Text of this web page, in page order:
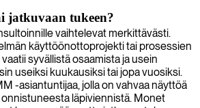
jatkuvaan tukeen?
vaihtelevat merkittävästi.
käyttöönottoprojekti tai prosessien
syvällistä osaamista ja usein
useiksi kuukausiksi tai jopa vuosiksi.
-asiantuntijaa, jolla on vahvaa näyttöä
läpiviennistä. Monet